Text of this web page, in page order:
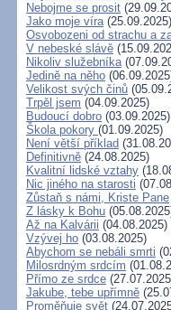
Nebojme se prosit
Jako moje víra(25.09.2025)
Osvobozeni od strachu a
V nebeské slávě
Nikoliv služebníka
Jedině na něho
Velikost svých činů
Trpěl jsem (04.09.2025)
Budoucí dobro (03.09.2025)
Škola pokory (01.09.2025)
Není větší příklad
Definitivně (24.08.2025)
Kvalitní lidské vztahy
Nic jiného na starosti
Zůstaň s námi, Kriste Pane
Z lásky k Bohu
Až na Kalvárii (04.08.2025)
Vzývej ho (03.08.2025)
Abychom se nebáli smrti
Milosrdným srdcím
Přímo ze srdce
Jakube, tebe upřímně
Proměňuje svět